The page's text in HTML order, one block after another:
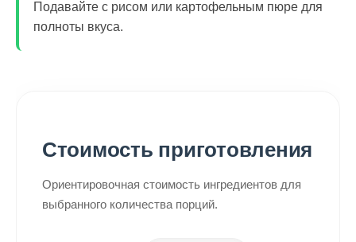
Подавайте с рисом или картофельным пюре для
полноты вкуса.
Стоимость приготовления
Ориентировочная стоимость ингредиентов для
выбранного количества порций.